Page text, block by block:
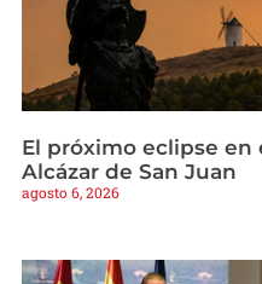
El próximo eclipse en
Alcázar de San Juan
agosto 6, 2026